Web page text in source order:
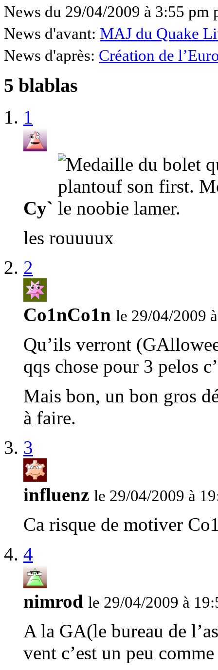
News du 29/04/2009 à 3:55 pm
News d'avant: MAJ du Quake
News d'après: Création de
5 blablas
1
Cy`
les rouuuux
2
Co1nCo1n le 29/04/2009
Qu’ils verront
qqs chose pour 3 pelos
Mais bon, un bon gros
à faire.
3
influenz le 29/04/2009 à
Ca risque de motiver
4
nimrod le 29/04/2009 à
A la GA(le bureau de
vent c’est un peu